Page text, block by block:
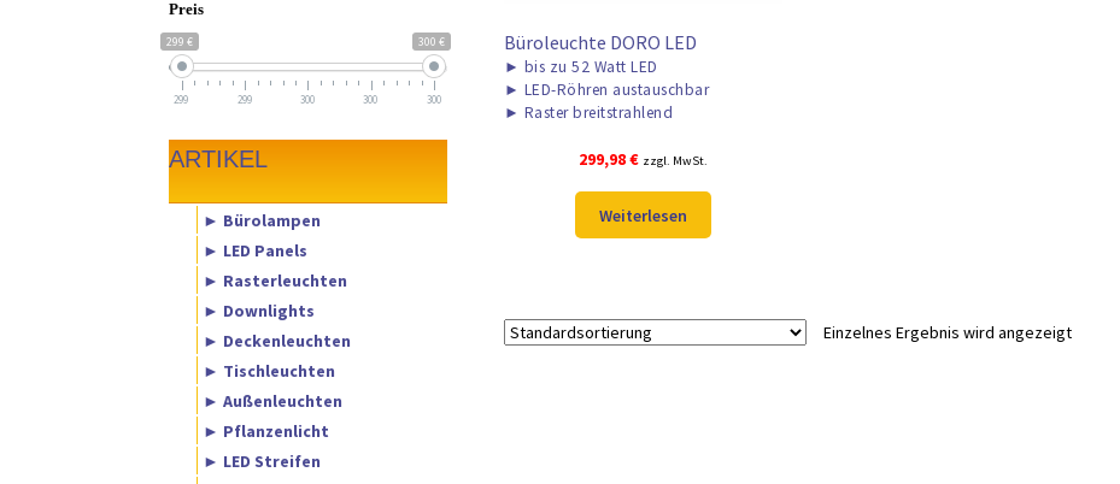
Büroleuchte DORO LED
► bis zu 52 Watt LED
► LED-Röhren austauschbar
► Raster breitstrahlend
299,98€ zzgl. MwSt.
Weiterlesen
Einzelnes Ergebnis wird angezeigt
Preis
299 € 300 €
299 299 300 300 300
ARTIKEL
► Bürolampen
► LED Panels
► Rasterleuchten
► Downlights
► Deckenleuchten
► Tischleuchten
► Außenleuchten
► Pflanzenlicht
► LED Streifen